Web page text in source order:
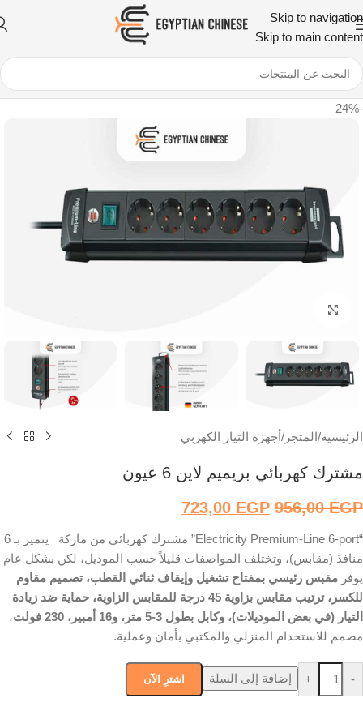
Skip to navigation
Skip to main content
-24%
الرئيسية/المتجر /أجهزة التيار الكهربي
مشترك كهربائي بريميم لاين 6 عيون
956,00EGP
723,00 EGP
“Electricity Premium-Line 6-port” مشترك كهربائي من ماركة يتميز بـ 6
منافذ (مقابس)، وتختلف المواصفات قليلاً حسب الموديل، لكن بشكل عام
يوفر مقبس رئيسي بمفتاح تشغيل وإيقاف ثنائي القطب، تصميم مقاوم
للكسر، ترتيب مقابس بزاوية 45 درجة للمقابس الزاوية، حماية ضد زيادة
التيار (في بعض الموديلات)، وكابل بطول 3-5 متر، و16 أمبير، 230 فولت
،
مصمم للاستخدام المنزلي والمكتبي بأمان وعملية.
-
+ إضافة إلى السلة اشترِ الآن